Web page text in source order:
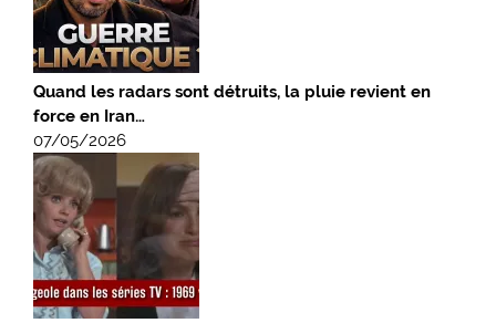
Quand les radars sont détruits, la pluie revient en
force en Iran…
07/05/2026